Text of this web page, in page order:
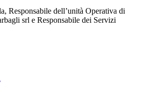
Responsabile dell’unità Operativa di
srl e Responsabile dei Servizi